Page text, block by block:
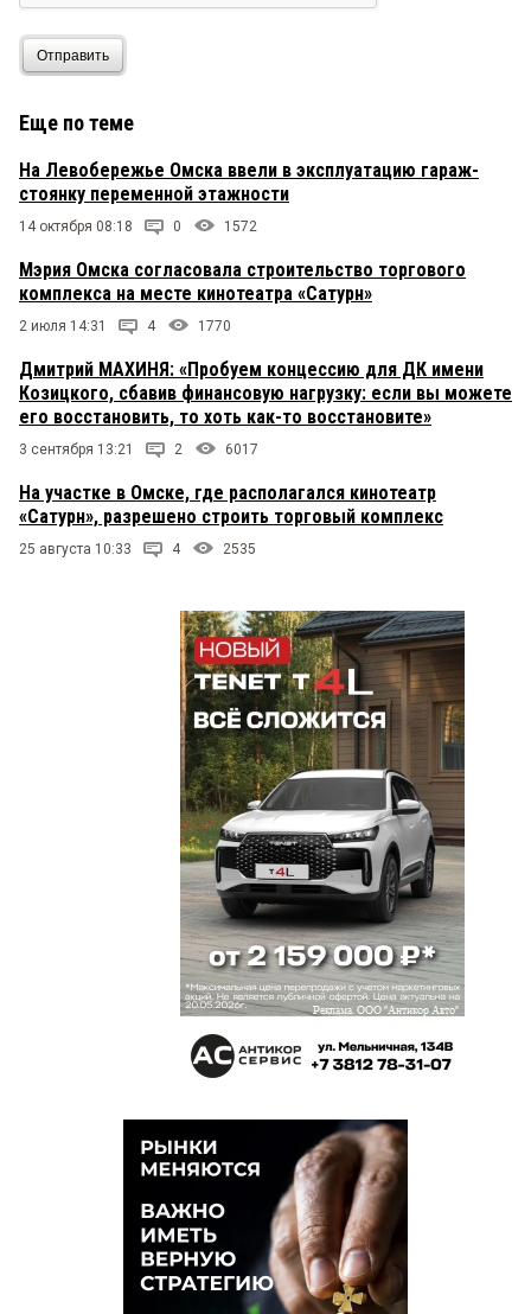
Отправить
Еще по теме
На Левобережье Омска ввели в эксплуатацию гараж-
стоянку переменной этажности
14 октября 08:18 0 1572
Мэрия Омска согласовала строительство торгового
комплекса на месте кинотеатра «Сатурн»
2 июля 14:31 4 1770
Дмитрий МАХИНЯ: «Пробуем концессию для ДК имени
Козицкого, сбавив финансовую нагрузку: если вы можете
его восстановить, то хоть как-то восстановите»
3 сентября 13:21 2 6017
На участке в Омске, где располагался кинотеатр
«Сатурн», разрешено строить торговый комплекс
25 августа 10:33 4 2535